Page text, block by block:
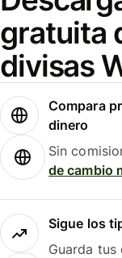
gratuita
divisas
Compara
dinero
Sin
de cambio
Sigue los
Guarda